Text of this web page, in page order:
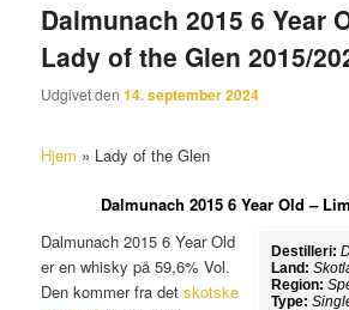
Dalmunach 2015 6 Year
Lady of the Glen 2015/
Udgivet den14. september 2024
Hjem » Lady of the Glen
Dalmunach 2015 6 Year Old –
Destilleri:
Land:
Region:
Type:
Dalmunach 2015 6 Year Old
er en whisky på 59,6% Vol.
Den kommer fra detskotske